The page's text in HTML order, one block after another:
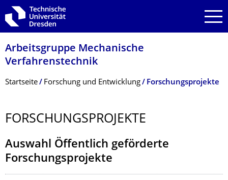
Zur Hauptnavigation springen
Zur Suche springen
Zum Inhalt springen
Arbeitsgruppe Mechanische
Verfahrenstechnik
Breadcrumb-Menü
Startseite Forschung und Entwicklung Forschungsprojekte
FORSCHUNGSPRO­JEKTE
Auswahl Öffentlich geförderte
Forschungsprojekte